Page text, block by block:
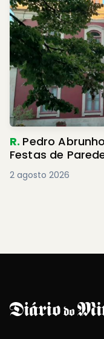
R. Pedro
Festas de
2 agosto 2026